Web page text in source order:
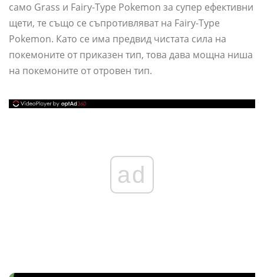
само Grass и Fairy-Type Pokemon за супер ефективни
щети, те също се съпротивляват на Fairy-Type
Pokemon. Като се има предвид чистата сила на
покемоните от приказен тип, това дава мощна ниша
на покемоните от отровен тип.
ad